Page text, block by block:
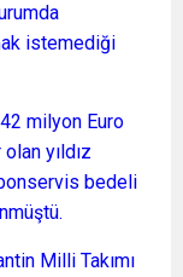
istemediği
milyon Euro
yıldız
bedeli
Milli Takımı